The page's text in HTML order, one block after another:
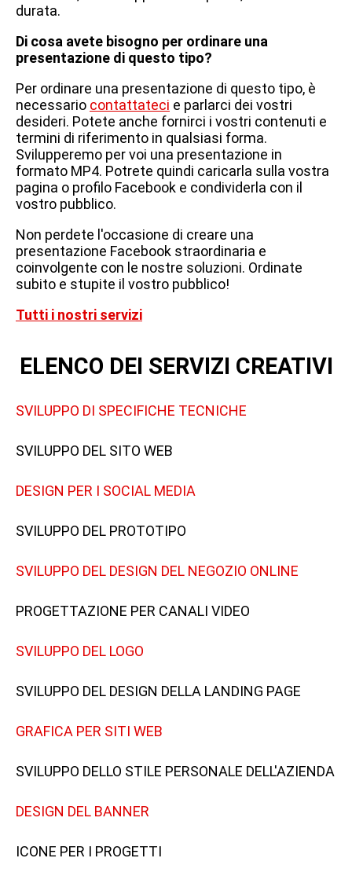
durata.
Di cosa avete bisogno per ordinare una
presentazione di questo tipo?
Per ordinare una presentazione di questo tipo, è
necessario contattateci e parlarci dei vostri
desideri. Potete anche fornirci i vostri contenuti e
termini di riferimento in qualsiasi forma.
Svilupperemo per voi una presentazione in
formato MP4. Potrete quindi caricarla sulla vostra
pagina o profilo Facebook e condividerla con il
vostro pubblico.
Non perdete l'occasione di creare una
presentazione Facebook straordinaria e
coinvolgente con le nostre soluzioni. Ordinate
subito e stupite il vostro pubblico!
Tutti i nostri servizi
ELENCO DEI SERVIZI CREATIVI
SVILUPPO DI SPECIFICHE TECNICHE
SVILUPPO DEL SITO WEB
DESIGN PER I SOCIAL MEDIA
SVILUPPO DEL PROTOTIPO
SVILUPPO DEL DESIGN DEL NEGOZIO ONLINE
PROGETTAZIONE PER CANALI VIDEO
SVILUPPO DEL LOGO
SVILUPPO DEL DESIGN DELLA LANDING PAGE
GRAFICA PER SITI WEB
SVILUPPO DELLO STILE PERSONALE DELL'AZIENDA
DESIGN DEL BANNER
ICONE PER I PROGETTI